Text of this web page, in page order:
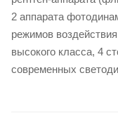
2 аппарата
режимов
высокого класса, 4
современных